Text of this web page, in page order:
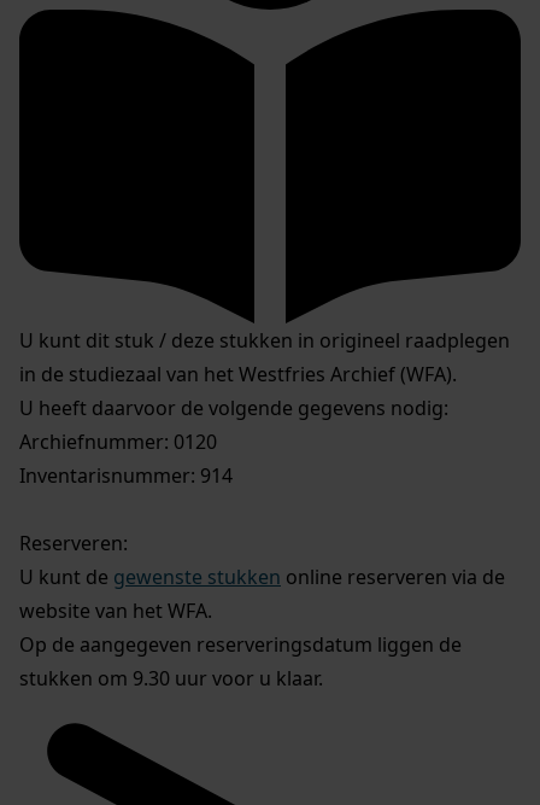
U kunt dit stuk / deze stukken in origineel raadplegen
in de studiezaal van het Westfries Archief (WFA).
U heeft daarvoor de volgende gegevens nodig:
Archiefnummer: 0120
Inventarisnummer: 914
Reserveren:
U kunt de gewenste stukken online reserveren via de
website van het WFA.
Op de aangegeven reserveringsdatum liggen de
stukken om 9.30 uur voor u klaar.